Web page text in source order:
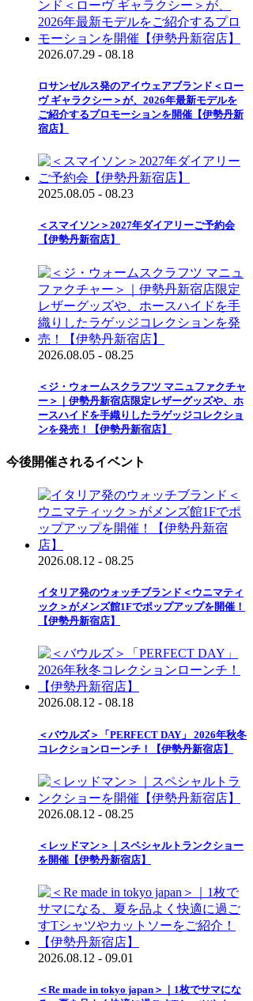
2026.07.29 - 08.18
ロサンゼルス発のアイウェアブランド＜ロー
ヴ ギャラクシー＞が、2026年最新モデルを
ご紹介するプロモーションを開催【伊勢丹新
宿店】
2025.08.05 - 08.23
＜スマイソン＞2027年ダイアリーご予約会
【伊勢丹新宿店】
2026.08.05 - 08.25
＜ジ・ウォームスクラフツ マニュファクチャ
ー＞｜伊勢丹新宿店限定レザーグッズや、ホ
ースハイドを手織りしたラゲッジコレクショ
ンを発売！【伊勢丹新宿店】
今後開催されるイベント
2026.08.12 - 08.25
イタリア発のウォッチブランド＜ウニマティ
ック＞がメンズ館1Fでポップアップを開催！
【伊勢丹新宿店】
2026.08.12 - 08.18
＜バウルズ＞「PERFECT DAY」 2026年秋冬
コレクションローンチ！【伊勢丹新宿店】
2026.08.12 - 08.25
＜レッドマン＞｜スペシャルトランクショー
を開催【伊勢丹新宿店】
2026.08.12 - 09.01
＜Re made in tokyo japan＞｜1枚でサマにな